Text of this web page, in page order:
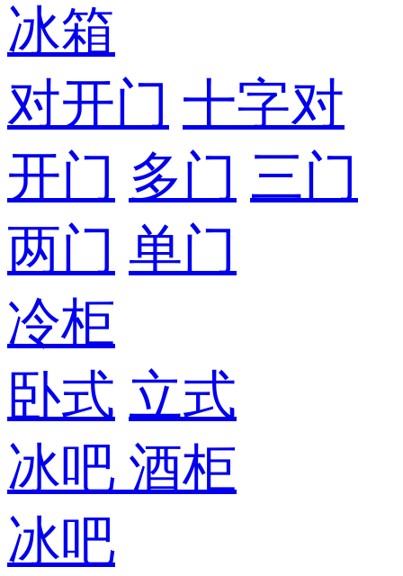
冰箱
对开门 十字对
开门 多门 三门
两门 单门
冷柜
卧式 立式
冰吧 酒柜
冰吧